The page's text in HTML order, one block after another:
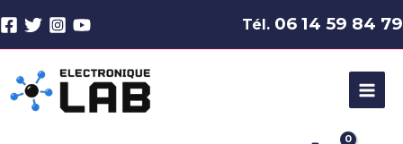
au
Tél. 06 14 59 84 79